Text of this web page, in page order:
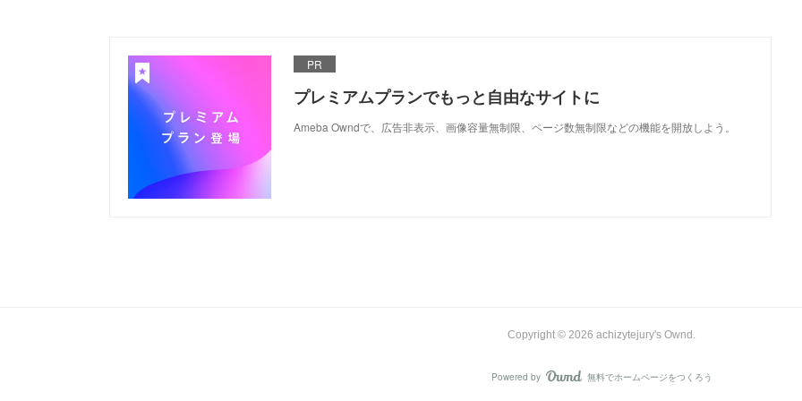
PR
プレミアムプランでもっと自由なサイトに
Ameba Owndで、広告非表示、画像容量無制限、ページ数無制限などの機能を開放しよう。
Copyright © 2026 achizytejury's Ownd .
Powered by AmebaOwnd
無料でホームページをつくろう